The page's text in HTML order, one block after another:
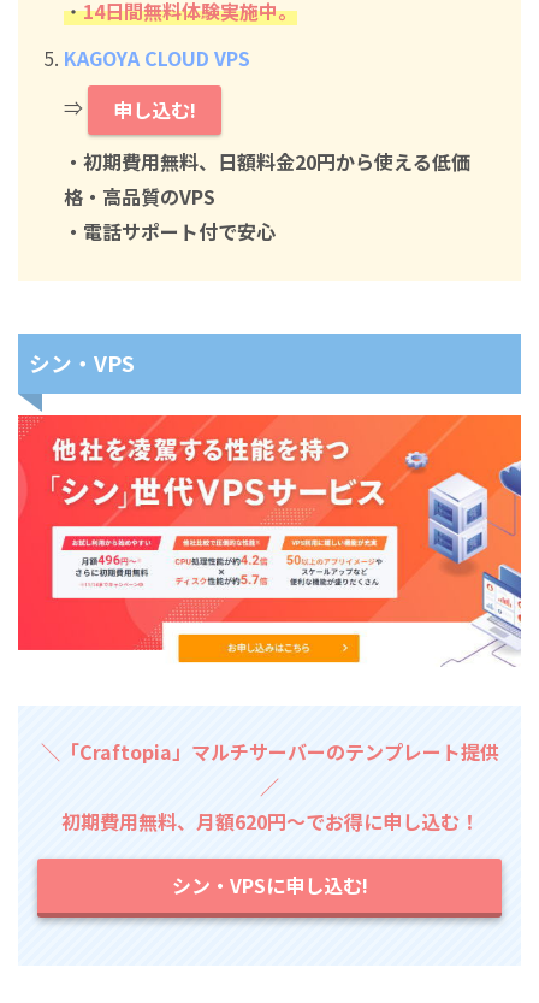
・14日間無料体験実施中。
KAGOYA CLOUD VPS
⇒
申し込む!
・初期費用無料、日額料金20円から使える低価
格・高品質のVPS
・電話サポート付で安心
シン・VPS
＼「Craftopia」マルチサーバーのテンプレート提供
／
初期費用無料、月額620円～でお得に申し込む！
シン・VPSに申し込む!